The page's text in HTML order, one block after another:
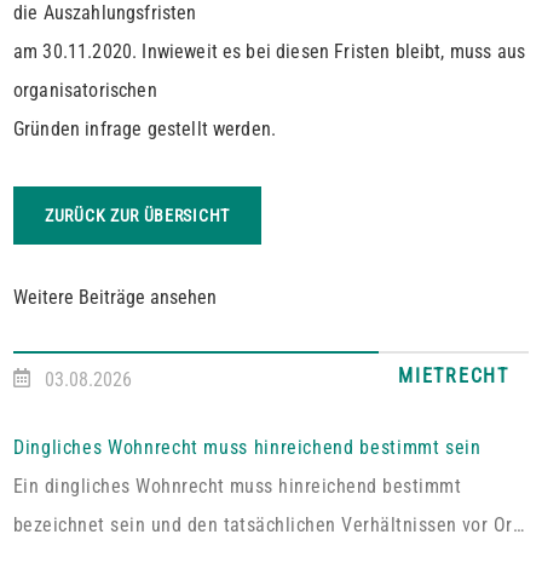
die Auszahlungsfristen
am 30.11.2020. Inwieweit es bei diesen Fristen bleibt, muss aus
organisatorischen
Gründen infrage gestellt werden.
ZURÜCK ZUR ÜBERSICHT
Weitere Beiträge ansehen
03.08.2026 MIETRECHT
Dingliches Wohnrecht muss hinreichend bestimmt sein
Ein dingliches Wohnrecht muss hinreichend bestimmt
bezeichnet sein und den tatsächlichen Verhältnissen vor Ort